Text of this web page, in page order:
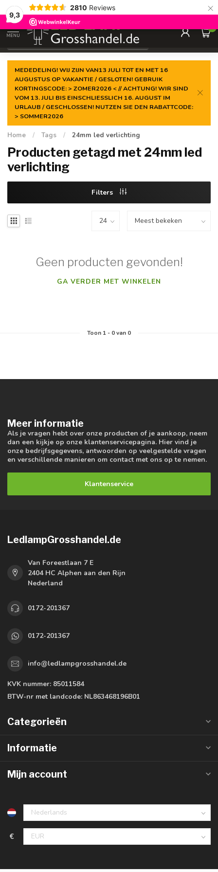
9,3
2810 Reviews ×
Gegarandeerde delaagste prijs
MENU
0
MEDEDELING! WIJ ZIJN VAN13 JULI TOT EN MET 16
AUGUSTUS OP VAKANTIE / GESLOTEN! GEBRUIK
KORTINGSCODE: > ZOMER2026 < // ACHTUNG! WIR SIND
VOM 13. JULI BIS EINSCHLIESSLICH 16. AUGUST IM
URLAUB / GESCHLOSSEN! NUTZEN SIE DEN RABATTCODE:
> SOMMER2026
Home / Tags / 24mm led verlichting
Producten getagd met 24mm led
verlichting
Filters
Geen producten gevonden!
GA VERDER MET WINKELEN
Toon 1- 0van 0
Meer informatie
Als je vragen hebt over onze producten of je aankoop, neem
dan een kijkje op onze klantenservicepagina. Hier vind je
onze bedrijfsgegevens, antwoorden op veelgestelde vragen
en verschillende manieren om contact met ons op te nemen.
Klantenservice
LedlampGrosshandel.de
Van Foreestlaan 7 E
2404 HC Alphen aan den Rijn
Nederland
0172-201367
0172-201367
info@ledlampgrosshandel.de
KVK nummer: 85011584
BTW-nr met landcode: NL863468196B01
Categorieën
Informatie
Mijn account
€